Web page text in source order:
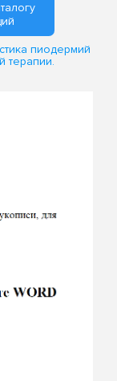
пиодермий
терапии.